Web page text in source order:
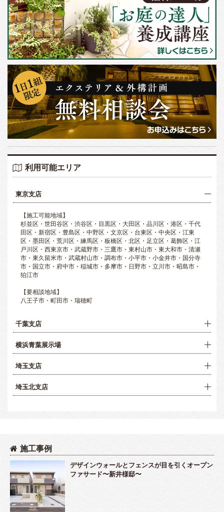
利用可能エリア
東京支店
【施工可能地域】
杉並区・世田谷区・渋谷区・目黒区・大田区・品川区・港区・千代
田区・新宿区・豊島区・中野区・文京区・台東区・中央区・江東
区・墨田区・荒川区・練馬区・板橋区・北区・足立区・葛飾区・江
戸川区・西東京市・武蔵野市・三鷹市・東村山市・東大和市・清瀬
市・東久留米市・武蔵村山市・調布市・小平市・小金井市・国分寺
市・国立市・府中市・稲城市・多摩市・日野市・立川市・昭島市・
狛江市
【要相談地域】
八王子市・町田市・瑞穂町
千葉支店
横浜青葉展示場
埼玉支店
埼玉北支店
施工事例
デザインウォールとフェンスが目を引くオープン
ファサード〜新井様邸〜